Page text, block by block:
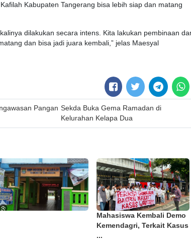
Kabupaten Tangerang bisa lebih siap dan matang
dilakukan secara intens. Kita lakukan pembinaan
dan bisa jadi juara kembali,” jelas Maesyal
Pangan Sekda Buka Gema Ramadan di
Kelurahan Kelapa Dua
Mahasiswa Kembali Demo
Kemendagri, Terkait Kasus
...